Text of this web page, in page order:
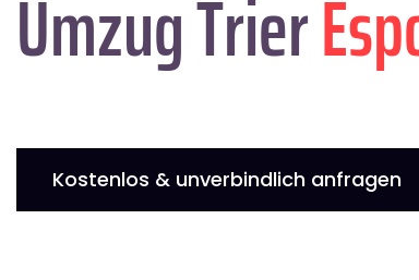
Umzug Trier
Kostenlos & unverbindlich anfragen